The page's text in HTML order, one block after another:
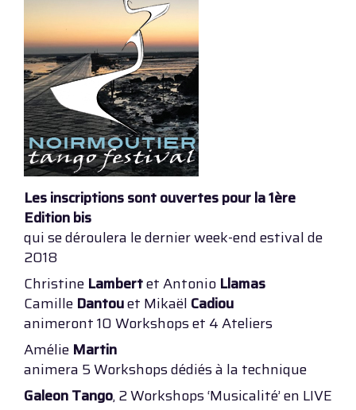
Les inscriptions sont ouvertes pour la 1ère
Edition bis
qui se déroulera le dernier week-end estival de
2018
Christine Lambertet Antonio Llamas
Camille Dantouet Mikaël Cadiou
animeront 10 Workshops et 4 Ateliers
Amélie Martin
animera 5 Workshops dédiés à la technique
Galeon Tango, 2 Workshops ‘Musicalité’ en LIVE